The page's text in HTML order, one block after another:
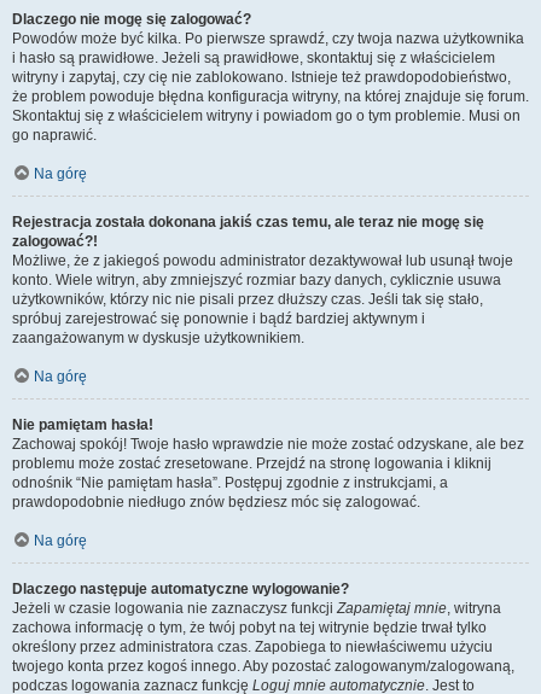
Dlaczego nie mogę się zalogować?
Powodów może być kilka. Po pierwsze sprawdź, czy twoja nazwa użytkownika
i hasło są prawidłowe. Jeżeli są prawidłowe, skontaktuj się z właścicielem
witryny i zapytaj, czy cię nie zablokowano. Istnieje też prawdopodobieństwo,
że problem powoduje błędna konfiguracja witryny, na której znajduje się forum.
Skontaktuj się z właścicielem witryny i powiadom go o tym problemie. Musi on
go naprawić.
Na górę
Rejestracja została dokonana jakiś czas temu, ale teraz nie mogę się
zalogować?!
Możliwe, że z jakiegoś powodu administrator dezaktywował lub usunął twoje
konto. Wiele witryn, aby zmniejszyć rozmiar bazy danych, cyklicznie usuwa
użytkowników, którzy nic nie pisali przez dłuższy czas. Jeśli tak się stało,
spróbuj zarejestrować się ponownie i bądź bardziej aktywnym i
zaangażowanym w dyskusje użytkownikiem.
Na górę
Nie pamiętam hasła!
Zachowaj spokój! Twoje hasło wprawdzie nie może zostać odzyskane, ale bez
problemu może zostać zresetowane. Przejdź na stronę logowania i kliknij
odnośnik “Nie pamiętam hasła”. Postępuj zgodnie z instrukcjami, a
prawdopodobnie niedługo znów będziesz móc się zalogować.
Na górę
Dlaczego następuje automatyczne wylogowanie?
Jeżeli w czasie logowania nie zaznaczysz funkcjiZapamiętaj mnie, witryna
zachowa informację o tym, że twój pobyt na tej witrynie będzie trwał tylko
określony przez administratora czas. Zapobiega to niewłaściwemu użyciu
twojego konta przez kogoś innego. Aby pozostać zalogowanym/zalogowaną,
podczas logowania zaznacz funkcję Loguj mnie automatycznie. Jest to